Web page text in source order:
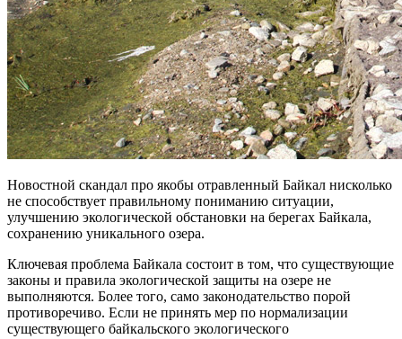
Новостной скандал про якобы отравленный Байкал нисколько
не способствует правильному пониманию ситуации,
улучшению экологической обстановки на берегах Байкала,
сохранению уникального озера.
Ключевая проблема Байкала состоит в том, что существующие
законы и правила экологической защиты на озере не
выполняются. Более того, само законодательство порой
противоречиво. Если не принять мер по нормализации
существующего байкальского экологического